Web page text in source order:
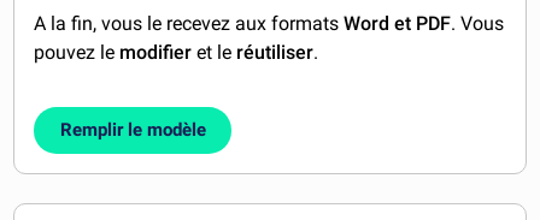
A la fin, vous le recevez aux formatsWord et PDF. Vous
pouvez le modifier et le réutiliser.
Remplir le modèle